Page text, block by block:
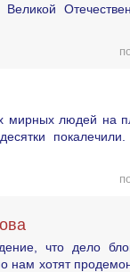
мирных людей на
что дело
хотят